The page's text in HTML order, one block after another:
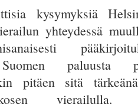
kysymyksiä
yhteydessä
paluusta
pitäen sitä
vierailulla.